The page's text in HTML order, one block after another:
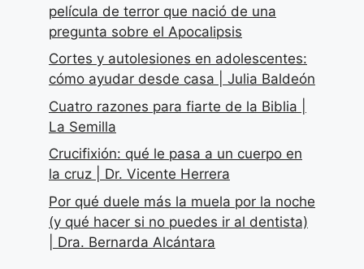
película de terror que nació de una
pregunta sobre el Apocalipsis
Cortes y autolesiones en adolescentes:
cómo ayudar desde casa | Julia Baldeón
Cuatro razones para fiarte de la Biblia |
La Semilla
Crucifixión: qué le pasa a un cuerpo en
la cruz | Dr. Vicente Herrera
Por qué duele más la muela por la noche
(y qué hacer si no puedes ir al dentista)
| Dra. Bernarda Alcántara